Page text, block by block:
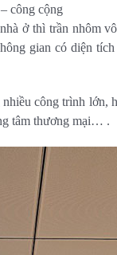
công cộng
ở thì trần nhôm
gian có diện
công trình lớn,
tâm thương mại… .